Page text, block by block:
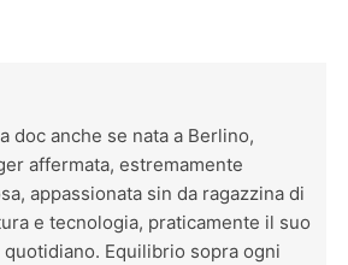
doc anche se nata a Berlino,
affermata, estremamente
appassionata sin da ragazzina di
e tecnologia, praticamente il suo
quotidiano. Equilibrio sopra ogni